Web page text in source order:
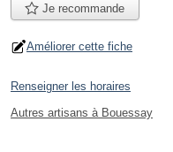
Je recommande
Améliorer cette fiche
Renseigner les horaires
Autres artisans à Bouessay